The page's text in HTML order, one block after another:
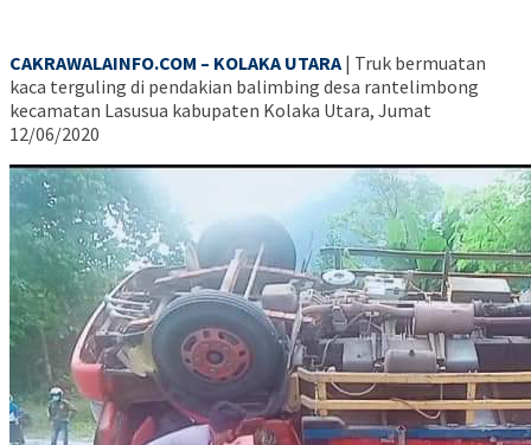
CAKRAWALAINFO.COM – KOLAKA UTARA| Truk bermuatan
kaca terguling di pendakian balimbing desa rantelimbong
kecamatan Lasusua kabupaten Kolaka Utara, Jumat
12/06/2020